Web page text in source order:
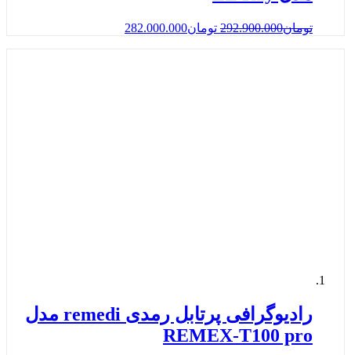
تومان292.900.000 تومان282.000.000
رادیوگرافی پرتابل رمدی remedi مدل
REMEX-T100 pro